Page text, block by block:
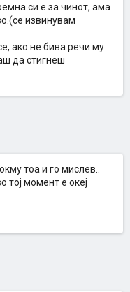
си е за чинот, ама
извинувам
ако не бива речи му
да стигнеш
тоа и го мислев..
тој момент е океј